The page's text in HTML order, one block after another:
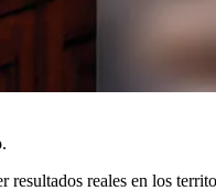
reales en los